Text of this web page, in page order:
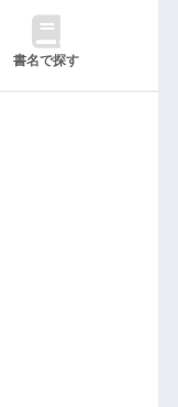
書名で探す